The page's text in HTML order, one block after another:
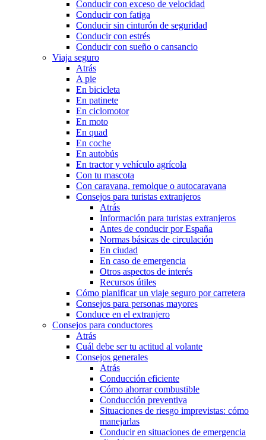
Conducir con exceso de velocidad
Conducir con fatiga
Conducir sin cinturón de seguridad
Conducir con estrés
Conducir con sueño o cansancio
Viaja seguro
Atrás
A pie
En bicicleta
En patinete
En ciclomotor
En moto
En quad
En coche
En autobús
En tractor y vehículo agrícola
Con tu mascota
Con caravana, remolque o autocaravana
Consejos para turistas extranjeros
Atrás
Información para turistas extranjeros
Antes de conducir por España
Normas básicas de circulación
En ciudad
En caso de emergencia
Otros aspectos de interés
Recursos útiles
Cómo planificar un viaje seguro por carretera
Consejos para personas mayores
Conduce en el extranjero
Consejos para conductores
Atrás
Cuál debe ser tu actitud al volante
Consejos generales
Atrás
Conducción eficiente
Cómo ahorrar combustible
Conducción preventiva
Situaciones de riesgo imprevistas: cómo
manejarlas
Conducir en situaciones de emergencia